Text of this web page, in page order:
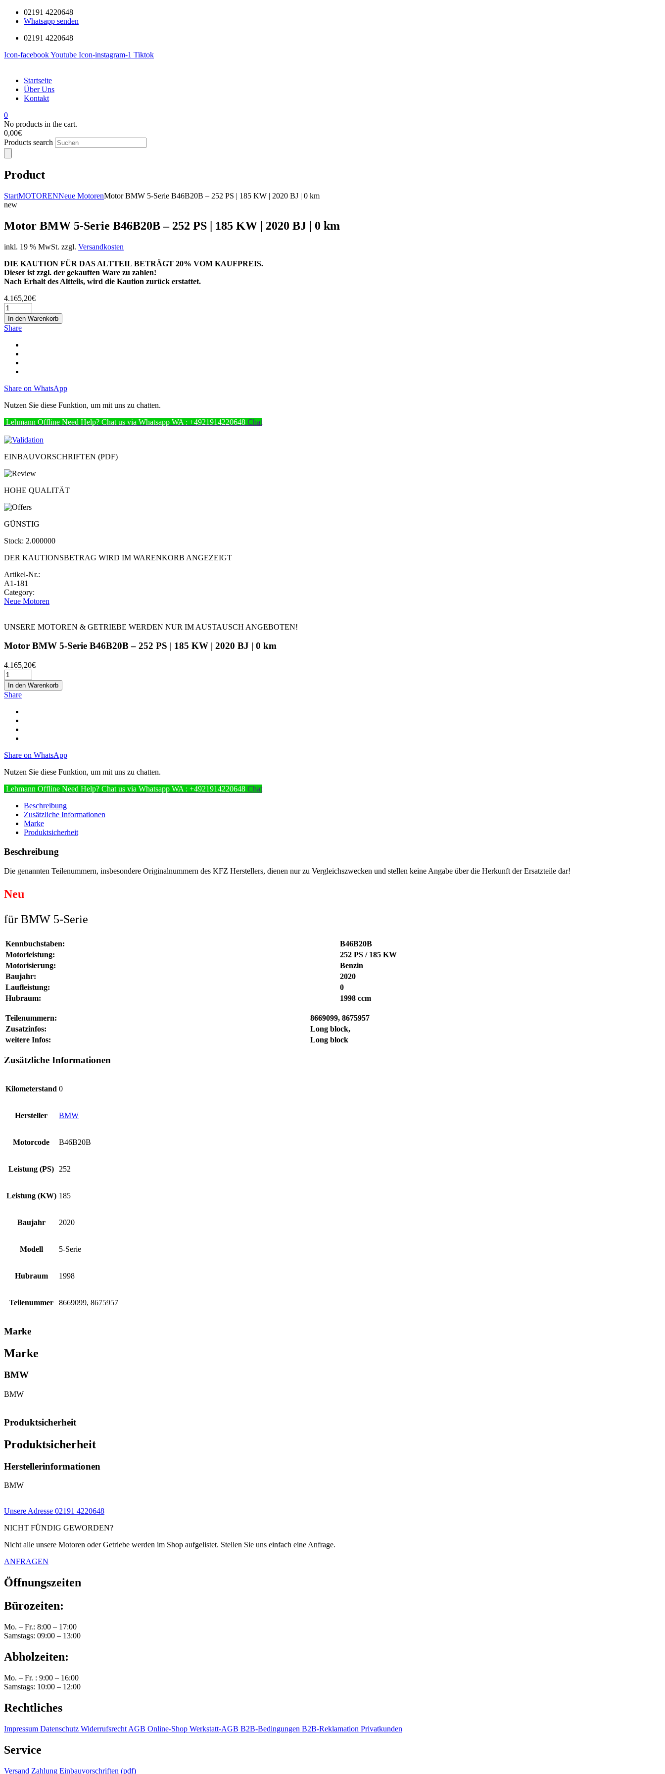
02191 4220648
Whatsapp senden
02191 4220648
Icon-facebookYoutube Icon-instagram-1 Tiktok
Startseite
Über Uns
Kontakt
0
No products in the cart.
0,00€
Products search
Product
StartMOTORENNeue MotorenMotor BMW 5-Serie B46B20B – 252 PS | 185 KW | 2020 BJ | 0 km
new
Motor BMW 5-Serie B46B20B – 252 PS | 185 KW | 2020 BJ | 0 km
inkl. 19 % MwSt. zzgl. Versandkosten
DIE KAUTION FÜR DAS ALTTEIL BETRÄGT 20% VOM KAUFPREIS.
Dieser ist zzgl. der gekauften Ware zu zahlen!
Nach Erhalt des Altteils, wird die Kaution zurück erstattet.
4.165,20€
In den Warenkorb
Share
Share on WhatsApp
Nutzen Sie diese Funktion, um mit uns zu chatten.
Lehmann Offline Need Help? Chat us via Whatsapp WA : +4921914220648 Chat
EINBAUVORSCHRIFTEN (PDF)
HOHE QUALITÄT
GÜNSTIG
Stock: 2.000000
DER KAUTIONSBETRAG WIRD IM WARENKORB ANGEZEIGT
Artikel-Nr.:
A1-181
Category:
Neue Motoren
UNSERE MOTOREN & GETRIEBE WERDEN NUR IM AUSTAUSCH ANGEBOTEN!
Motor BMW 5-Serie B46B20B – 252 PS | 185 KW | 2020 BJ | 0 km
4.165,20€
In den Warenkorb
Share
Share on WhatsApp
Nutzen Sie diese Funktion, um mit uns zu chatten.
Lehmann Offline Need Help? Chat us via Whatsapp WA : +4921914220648 Chat
Beschreibung
Zusätzliche Informationen
Marke
Produktsicherheit
Beschreibung
Die genannten Teilenummern, insbesondere Originalnummern des KFZ Herstellers, dienen nur zu Vergleichszwecken und stellen keine Angabe über die Herkunft der Ersatzteile dar!
Neu
für BMW 5-Serie
Kennbuchstaben:
B46B20B
Motorleistung:
252 PS / 185 KW
Motorisierung:
Benzin
Baujahr:
2020
Laufleistung:
0
Hubraum:
1998 ccm
Teilenummern:
8669099, 8675957
Zusatzinfos:
Long block,
weitere Infos:
Long block
Zusätzliche Informationen
Kilometerstand 0
Hersteller BMW
Motorcode B46B20B
Leistung (PS) 252
Leistung (KW) 185
Baujahr 2020
Modell 5-Serie
Hubraum 1998
Teilenummer 8669099, 8675957
Marke
Marke
BMW
BMW
Produktsicherheit
Produktsicherheit
Herstellerinformationen
BMW
Unsere Adresse 02191 4220648
NICHT FÜNDIG GEWORDEN?
Nicht alle unsere Motoren oder Getriebe werden im Shop aufgelistet. Stellen Sie uns einfach eine Anfrage.
ANFRAGEN
Öffnungszeiten
Bürozeiten:
Mo. – Fr.: 8:00 – 17:00
Samstags: 09:00 – 13:00
Abholzeiten:
Mo. – Fr. : 9:00 – 16:00
Samstags: 10:00 – 12:00
Rechtliches
Impressum Datenschutz Widerrufsrecht AGB Online-Shop Werkstatt-AGB B2B-Bedingungen B2B-Reklamation Privatkunden
Service
Versand Zahlung Einbauvorschriften (pdf)